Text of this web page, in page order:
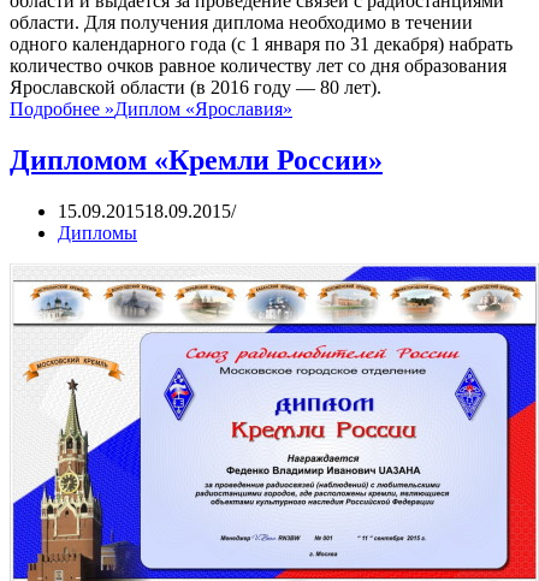
области. Для получения диплома необходимо в течении
одного календарного года (с 1 января по 31 декабря) набрать
количество очков равное количеству лет со дня образования
Ярославской области (в 2016 году — 80 лет).
Подробнее »Диплом «Ярославия»
Дипломом «Кремли России»
15.09.201518.09.2015
Дипломы